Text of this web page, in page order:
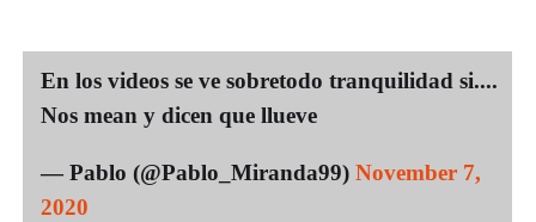
En los videos se ve sobretodo tranquilidad si....
Nos mean y dicen que llueve
— Pablo (@Pablo_Miranda99) November 7,
2020